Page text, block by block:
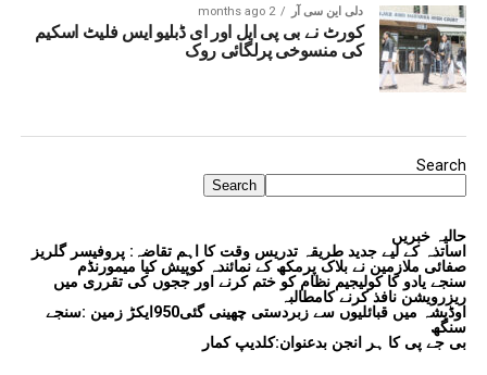
دلی این سی آر 2 months ago
کورٹ نے بی پی ایل اور ای ڈبلیو ایس فلیٹ اسکیم
کی منسوخی پرلگائی روک
Search
Search
حالیہ خبریں
اساتذہ کے لیے جدید طریقہ تدریس وقت کا اہم تقاضہ: پروفیسر گلریز
صفائی ملازمین نے بلاک پرمکھ کے نمائندہ کوپیش کیا میمورنڈم
سنجے یادو کا کولیجیم نظام کو ختم کرنے اور ججوں کی تقرری میں
ریزرویشن نافذ کرنے کامطالبہ
اوڈیشہ میں قبائلیوں سے زبردستی چھینی گئی950ایکڑ زمین :سنجے
سنگھ
بی جے پی کا ہر انجن بدعنوان:کلدیپ کمار